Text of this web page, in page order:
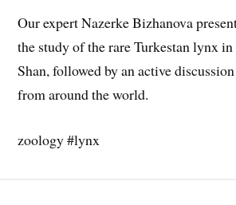
Our expert Nazerke Bizhanova
the study of the rare Turkestan lynx
Shan, followed by an active
from around the world.
zoology #lynx